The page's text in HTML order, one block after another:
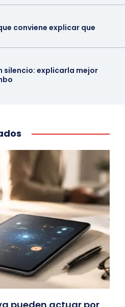
conviene explicar que
silencio: explicarla mejor